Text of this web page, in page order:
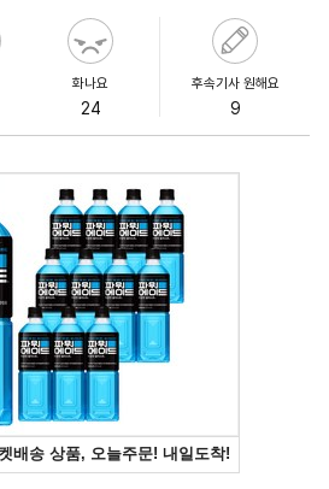
화나요
24
후속기사 원해요
9